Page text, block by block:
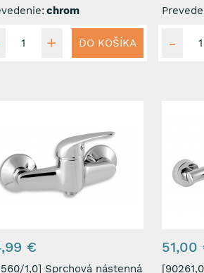
chrom
DO KOŠÍKA
€
Sprchová nástenná
51,00
[90261,0] Sprchová